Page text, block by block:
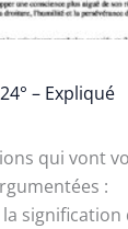
– Expliqué
qui vont
:
la